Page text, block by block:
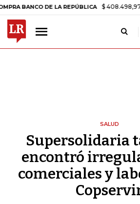
DE LA REPÚBLICA $ 408.498,97 +$
SALUD
Supersolidaria
encontró
comerciales y